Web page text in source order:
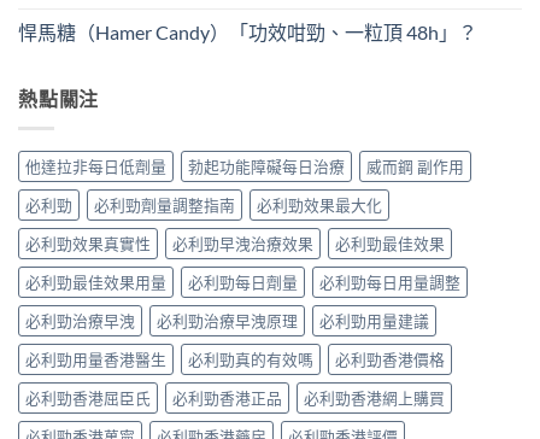
悍馬糖（Hamer Candy）「功效咁勁、一粒頂 48h」？
熱點關注
他達拉非每日低劑量 勃起功能障礙每日治療
威而鋼 副作用
必利勁
必利勁劑量調整指南
必利勁效果最大化
必利勁效果真實性
必利勁早洩治療效果
必利勁最佳效果
必利勁最佳效果用量
必利勁每日劑量
必利勁每日用量調整
必利勁治療早洩
必利勁治療早洩原理
必利勁用量建議
必利勁用量香港醫生
必利勁真的有效嗎
必利勁香港價格
必利勁香港屈臣氏
必利勁香港正品
必利勁香港網上購買